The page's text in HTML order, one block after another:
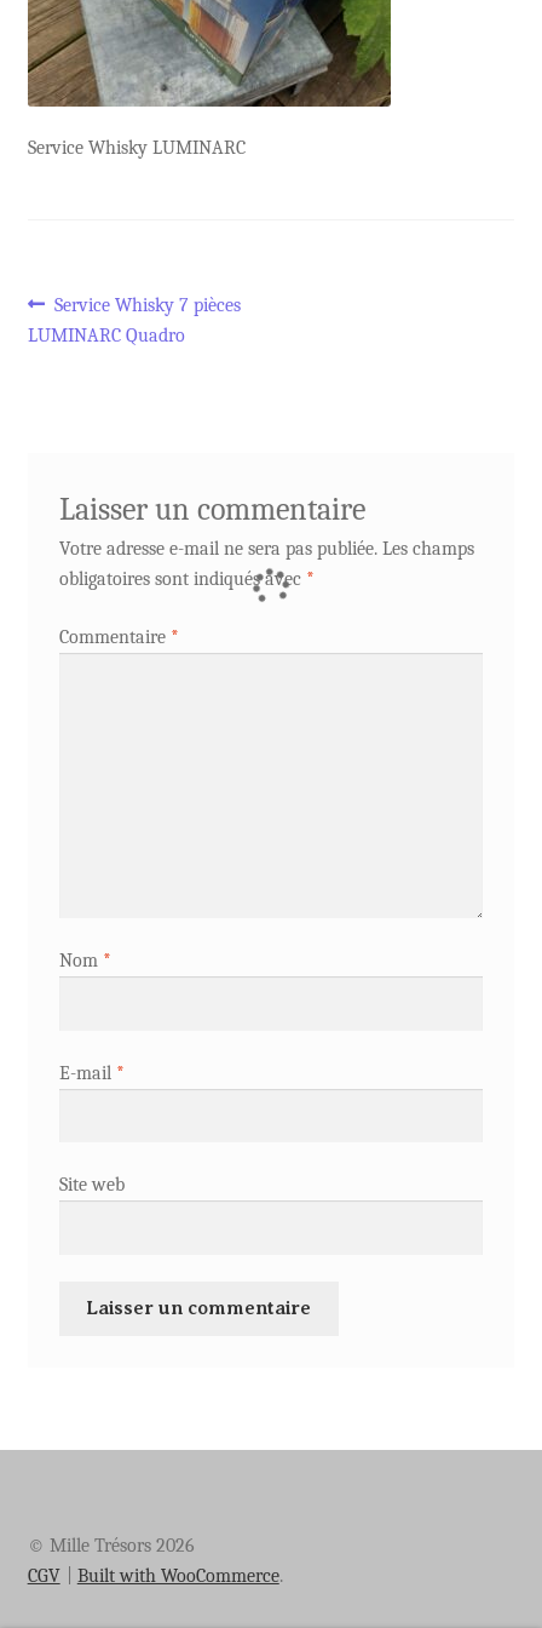
Service Whisky LUMINARC
Navigation
Article
précédent :
Service Whisky 7 pièces
LUMINARC Quadro
Laisser un commentaire
Votre adresse e-mail ne sera pas publiée. Les champs
obligatoires sont indiqués avec *
Commentaire *
Nom *
E-mail *
Site web
© Mille Trésors 2026
CGV
Built with WooCommerce.